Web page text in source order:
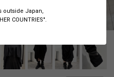
outside Japan,
COUNTRIES".